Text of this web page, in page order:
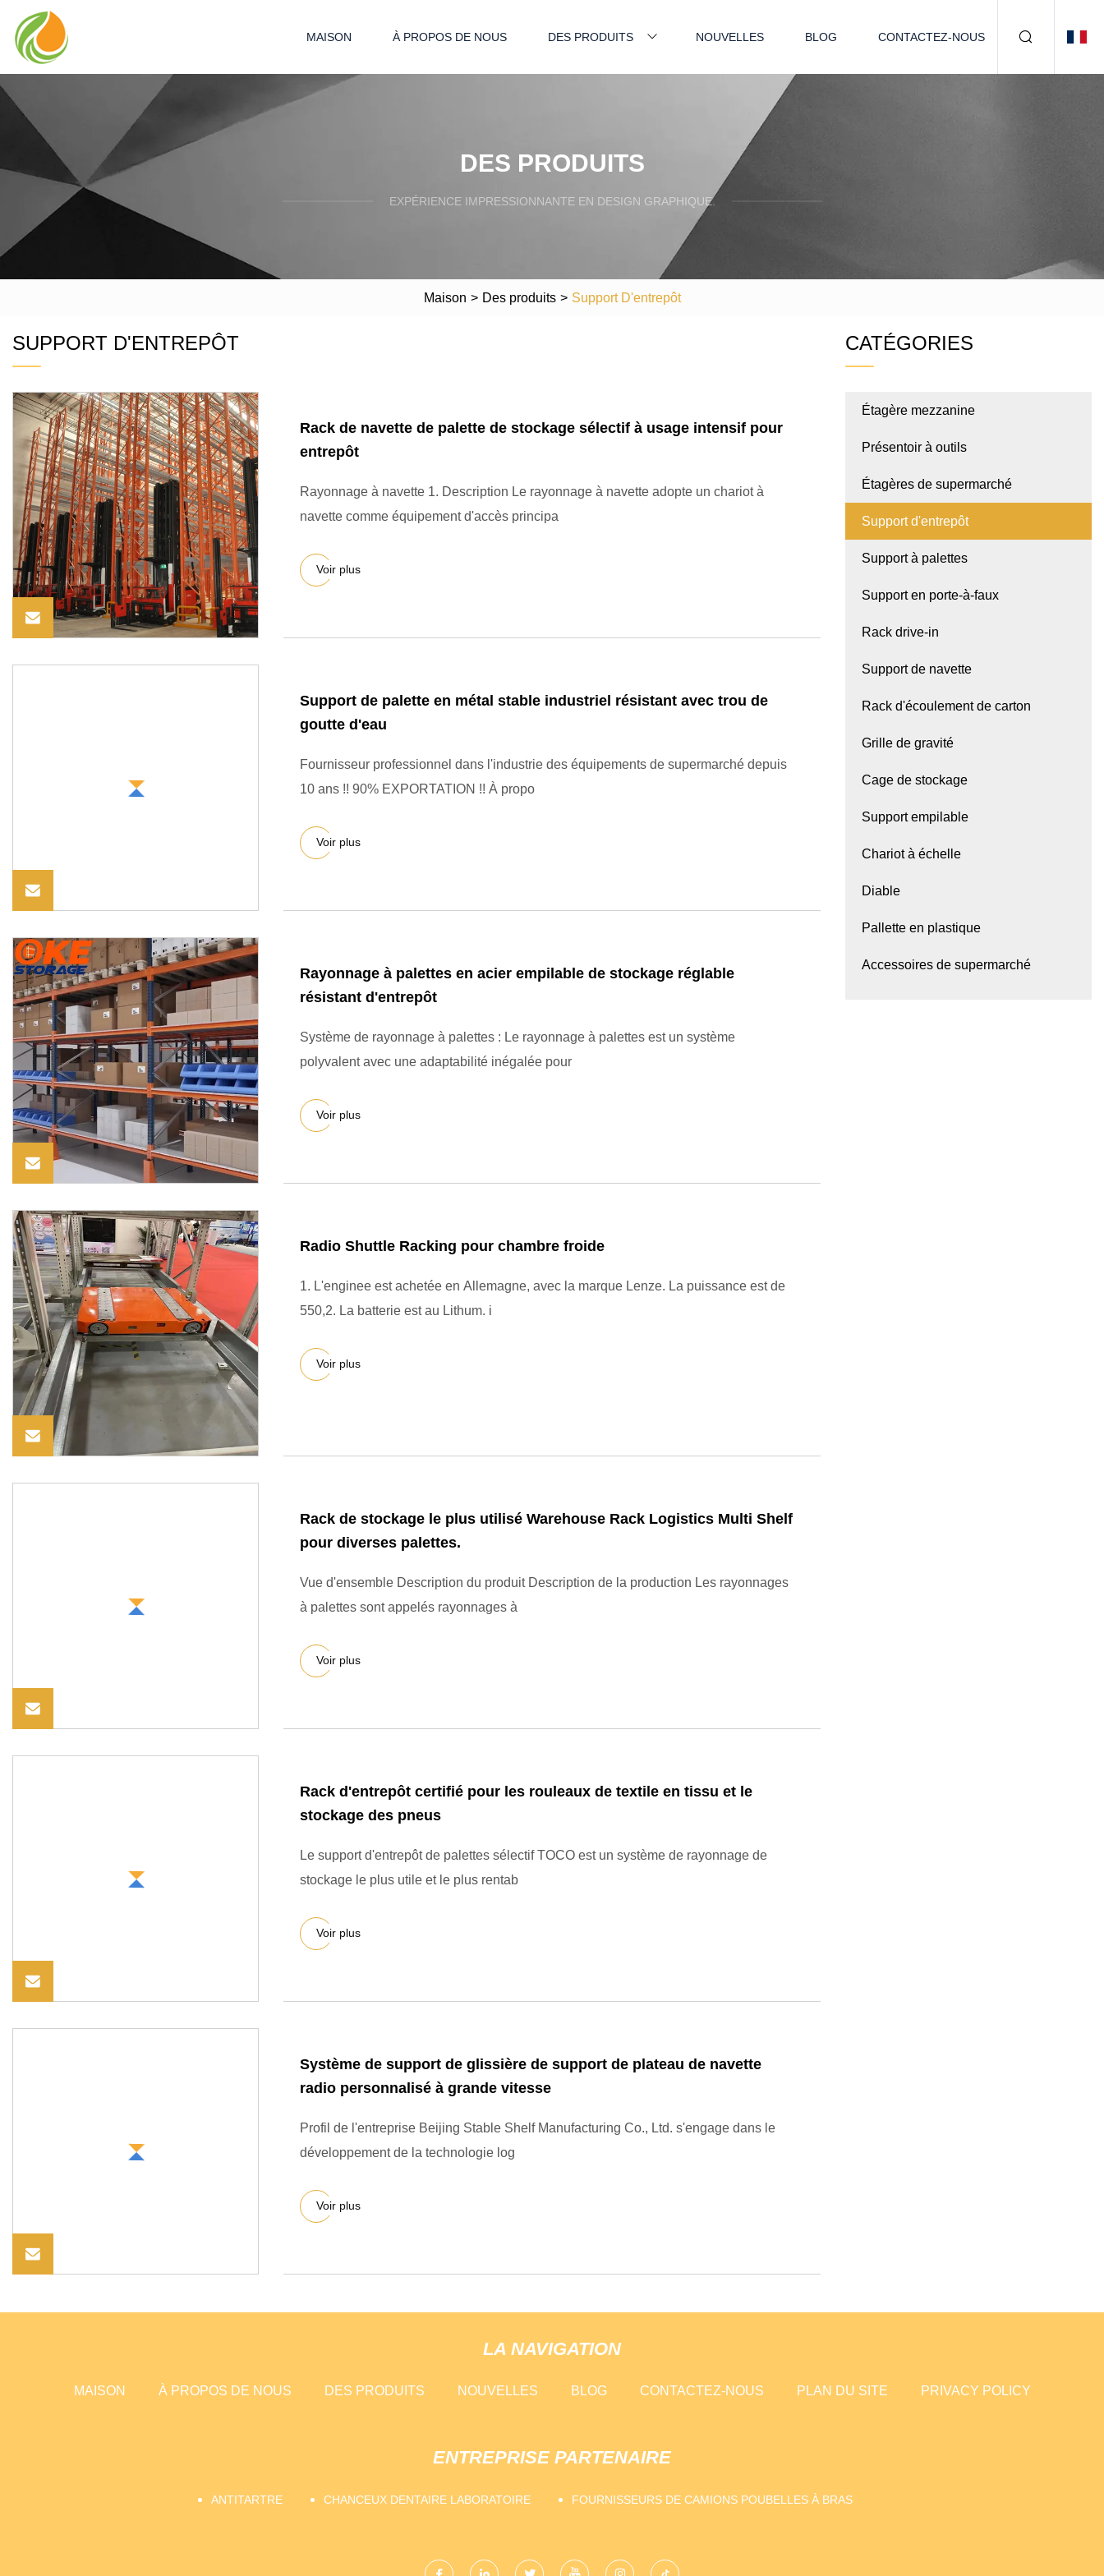
MAISON À PROPOS DE NOUS DES PRODUITS NOUVELLES BLOG CONTACTEZ-NOUS
DES PRODUITS
EXPÉRIENCE IMPRESSIONNANTE EN DESIGN GRAPHIQUE.
Maison > Des produits > Support D'entrepôt
SUPPORT D'ENTREPÔT
Rack de navette de palette de stockage sélectif à usage intensif pour
entrepôt
Rayonnage à navette 1. Description Le rayonnage à navette adopte un chariot à
navette comme équipement d'accès principa
Voir plus
Support de palette en métal stable industriel résistant avec trou de
goutte d'eau
Fournisseur professionnel dans l'industrie des équipements de supermarché depuis
10 ans !! 90% EXPORTATION !! À propo
Voir plus
Rayonnage à palettes en acier empilable de stockage réglable
résistant d'entrepôt
Système de rayonnage à palettes : Le rayonnage à palettes est un système
polyvalent avec une adaptabilité inégalée pour
Voir plus
Radio Shuttle Racking pour chambre froide
1. L'enginee est achetée en Allemagne, avec la marque Lenze. La puissance est de
550,2. La batterie est au Lithum. i
Voir plus
Rack de stockage le plus utilisé Warehouse Rack Logistics Multi Shelf
pour diverses palettes.
Vue d'ensemble Description du produit Description de la production Les rayonnages
à palettes sont appelés rayonnages à
Voir plus
Rack d'entrepôt certifié pour les rouleaux de textile en tissu et le
stockage des pneus
Le support d'entrepôt de palettes sélectif TOCO est un système de rayonnage de
stockage le plus utile et le plus rentab
Voir plus
Système de support de glissière de support de plateau de navette
radio personnalisé à grande vitesse
Profil de l'entreprise Beijing Stable Shelf Manufacturing Co., Ltd. s'engage dans le
développement de la technologie log
Voir plus
CATÉGORIES
Étagère mezzanine
Présentoir à outils
Étagères de supermarché
Support d'entrepôt
Support à palettes
Support en porte-à-faux
Rack drive-in
Support de navette
Rack d'écoulement de carton
Grille de gravité
Cage de stockage
Support empilable
Chariot à échelle
Diable
Pallette en plastique
Accessoires de supermarché
LA NAVIGATION
MAISON À PROPOS DE NOUS DES PRODUITS NOUVELLES BLOG CONTACTEZ-NOUS PLAN DU SITE PRIVACY POLICY
ENTREPRISE PARTENAIRE
ANTITARTRE CHANCEUX DENTAIRE LABORATOIRE FOURNISSEURS DE CAMIONS POUBELLES À BRAS